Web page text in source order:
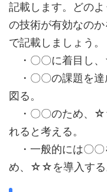
記載します。どの
の技術が有効なの
で記載しましょう。
・〇〇に着目し
・〇〇の課題を
図る。
・〇〇のため、
れると考える。
・一般的には〇
め、☆☆を導入する